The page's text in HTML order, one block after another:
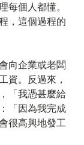
每個人都懂。
，這個過程的
向企業或老闆
資。反過來，
「我憑甚麼給
「因為我完成
很高興地發工